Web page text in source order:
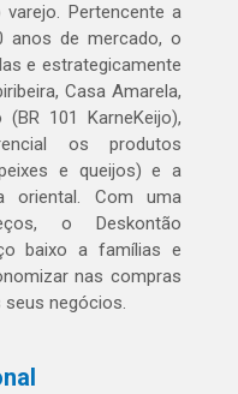
Pertencente a
anos de mercado, o
e estrategicamente
Casa Amarela,
101 KarneKeijo),
os produtos
e queijos) e a
oriental. Com uma
o Deskontão
baixo a famílias e
nas compras
negócios.